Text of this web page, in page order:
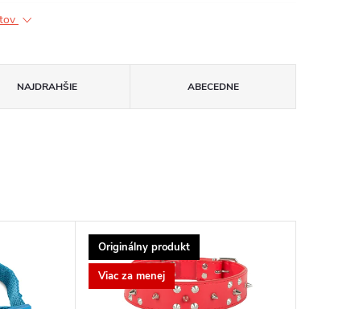
NAJDRAHŠIE ABECEDNE
Originálny produkt
Viac za menej